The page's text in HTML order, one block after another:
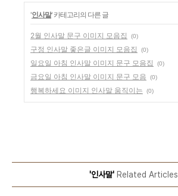
'인사말' 카테고리의 다른 글
2월 인사말 문구 이미지 모음집 (0)
구정 인사말 좋은글 이미지 모음집 (0)
일요일 아침 인사말 이미지 문구 모음집 (0)
금요일 아침 인사말 이미지 문구 모음 (0)
행복하세요 이미지 인사말 움직이는 (0)
'인사말'Related Articles